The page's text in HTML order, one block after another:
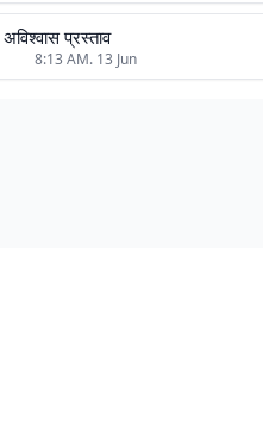
प्रस्ताव
8:13 AM. 13 Jun